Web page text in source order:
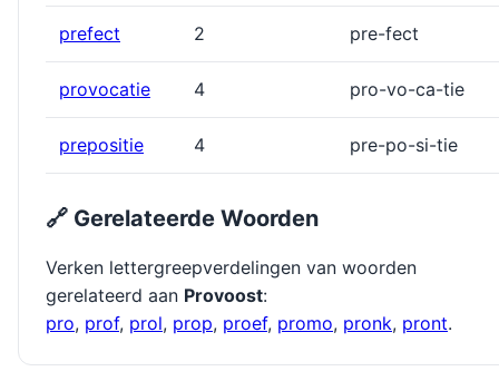
prefect 2 pre-fect
provocatie 4 pro-vo-ca-tie
prepositie 4 pre-po-si-tie
🔗 Gerelateerde Woorden
Verken lettergreepverdelingen van woorden
gerelateerd aan Provoost:
pro, prof, prol, prop, proef, promo, pronk, pront.